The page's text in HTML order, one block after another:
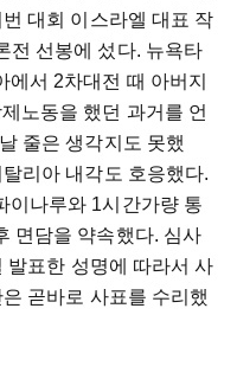
대회 이스라엘 대표 작
전 선봉에 섰다. 뉴욕타
서 2차대전 때 아버지
노동을 했던 과거를 언
줄은 생각지도 못했
리아 내각도 호응했다.
이나루와 1시간가량 통
면담을 약속했다. 심사
발표한 성명에 따라서 사
곧바로 사표를 수리했